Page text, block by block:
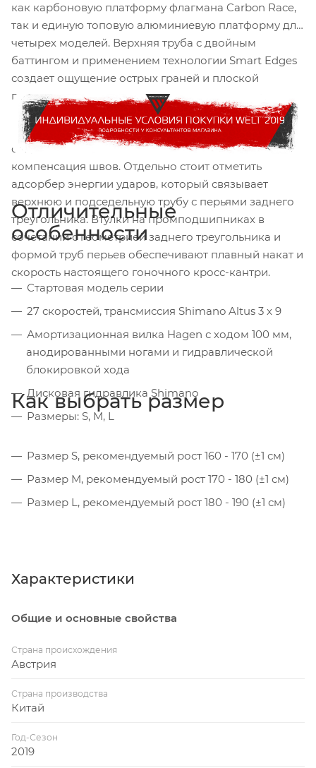
как карбоновую платформу флагмана Carbon Race,
так и единую топовую алюминиевую платформу для
четырех моделей. Верхняя труба с двойным
баттингом и применением технологии Smart Edges
создает ощущение острых граней и плоской
поверхности, малого веса, аэродинамики и
скорости. Вся внутренняя проводка выполнена в
нижней трубе. Алюминиевую раму отличают
современные трубы, внутренняя проводка тросов,
компенсация швов. Отдельно стоит отметить
адсорбер энергии ударов, который связывает
верхнюю и подседельную трубу с перьями заднего
треугольника. Втулки на промподшипниках в
сочетании с геометрией заднего треугольника и
формой труб перьев обеспечивают плавный накат и
скорость настоящего гоночного кросс-кантри.
Отличительные
особенности
Стартовая модель серии
27 скоростей, трансмиссия Shimano Altus 3 x 9
Амортизационная вилка Hagen с ходом 100 мм,
анодированными ногами и гидравлической
блокировкой хода
Дисковая гидравлика Shimano
Размеры: S, M, L
Как выбрать размер
Размер S, рекомендуемый рост 160 - 170 (±1 см)
Размер M, рекомендуемый рост 170 - 180 (±1 см)
Размер L, рекомендуемый рост 180 - 190 (±1 см)
Характеристики
Общие и основные свойства
Страна происхождения
Австрия
Страна производства
Китай
Год-Сезон
2019